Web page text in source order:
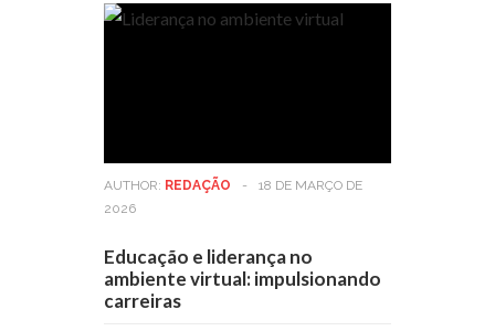
AUTHOR: REDAÇÃO -
18 DE MARÇO DE
2026
Educação e liderança no
ambiente virtual: impulsionando
carreiras